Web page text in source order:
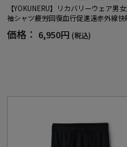
【YOKUNERU】リカバリーウェア男
袖シャツ疲労回復血行促進遠赤外線快
MIX(R)【一般医療機器】SS～LLサイズ
価格： 6,950円 (税込)